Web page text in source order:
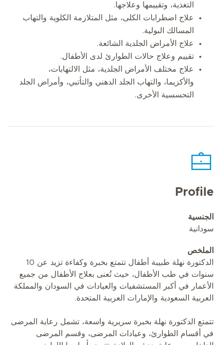
التغذية، وتقييمها وعلاجها.
علاج اضطرابات الكلى، مثل المتلازمة الكلوية والتهاب
المسالك البولية.
علاج الأمراض الجلدية الشائعة.
تقييم وعلاج حالات الطوارئ لدى الأطفال.
علاج مختلف الأمراض الجلدية، مثل الالتهابات،
والأكزيما، والتهاب الجلد الدهني والتأتبي، وأمراض الجلد
التحسسية الأخرى.
Profile
الجنسية
سودانية
الملخص
الدكتورة نهلة طبيبة أطفال تتمتع بخبرة وكفاءة تزيد عن 10
سنوات في طب الأطفال، حيث تُعنى بعلاج الأطفال من جميع
الأعمار في أكبر المستشفيات والعيادات في السودان والمملكة
العربية السعودية والإمارات العربية المتحدة.
تتمتع الدكتورة نهلة بخبرة سريرية واسعة، تشمل رعاية المرضى
في أقسام الطوارئ، وعيادات المرضى، وقسم المرضى